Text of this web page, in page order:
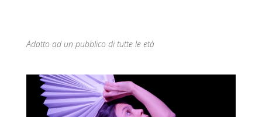
Adatto ad un pubblico di tutte le età